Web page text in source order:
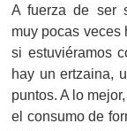
A fuerza de ser
muy pocas veces
si estuviéramos
hay un ertzaina,
puntos. A lo
el consumo de